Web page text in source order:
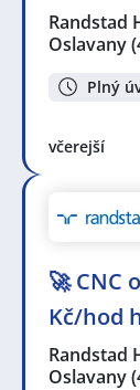
Randstad
Oslavany
Plný
včerejší
🚀 CNC
Kč/hod
Randstad
Oslavany